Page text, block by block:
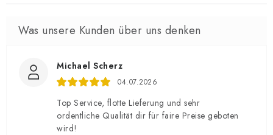
Michael Scherz
04.07.2026
Top Service, flotte Lieferung und sehr
ordentliche Qualität dir für faire Preise geboten
wird!